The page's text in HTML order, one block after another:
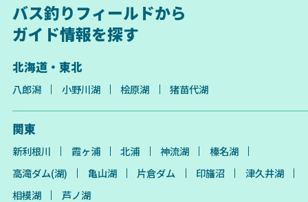
バス釣りフィールドから
ガイド情報を探す
北海道・東北
八郎潟 小野川湖 桧原湖 猪苗代湖
関東
新利根川 霞ヶ浦 北浦 神流湖
榛名湖
高滝ダム(湖)
亀山湖 片倉ダム 印旛沼
津久井湖
相模湖
芦ノ湖